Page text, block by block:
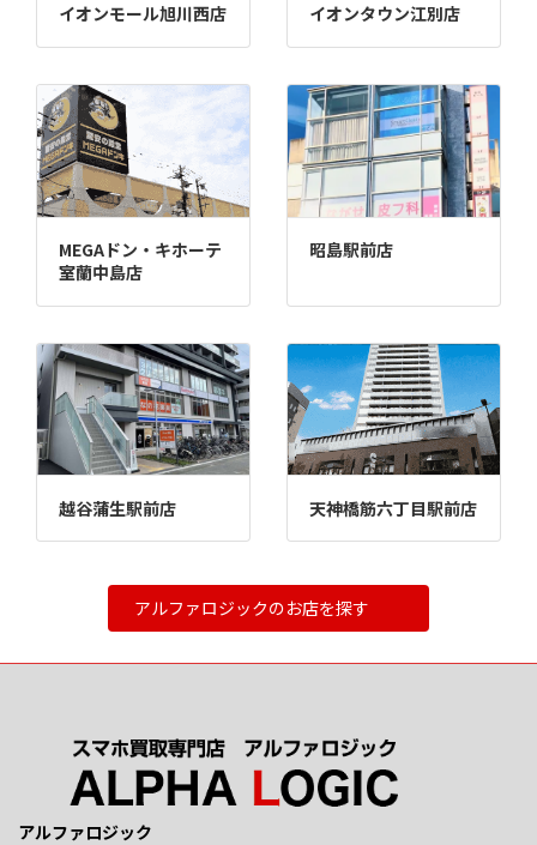
イオンモール旭川西店 イオンタウン江別店
MEGAドン・キホーテ
室蘭中島店
昭島駅前店
越谷蒲生駅前店 天神橋筋六丁目駅前店
アルファロジックのお店を探す
アルファロジック